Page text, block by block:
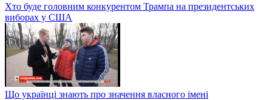
Хто буде головним конкурентом Трампа на президентських
виборах у США
Що українці знають про значення власного імені